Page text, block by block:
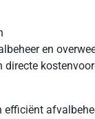
en
efficiënt